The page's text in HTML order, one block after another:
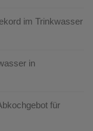
im Trinkwasser
in
für